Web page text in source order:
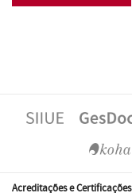
Acreditações e Certificações